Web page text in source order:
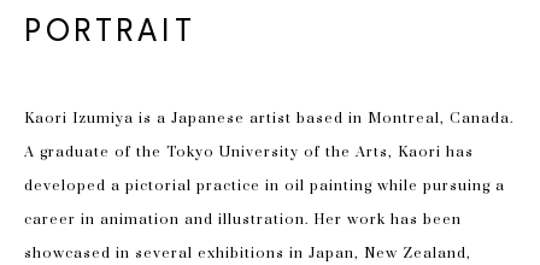
PORTRAIT
Kaori Izumiya is a Japanese artist based in Montreal, Canada.
A graduate of the Tokyo University of the Arts, Kaori has
developed a pictorial practice in oil painting while pursuing a
career in animation and illustration. Her work has been
showcased in several exhibitions in Japan, New Zealand,